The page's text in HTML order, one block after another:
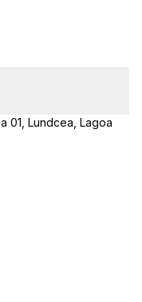
01, Lundcea, Lagoa